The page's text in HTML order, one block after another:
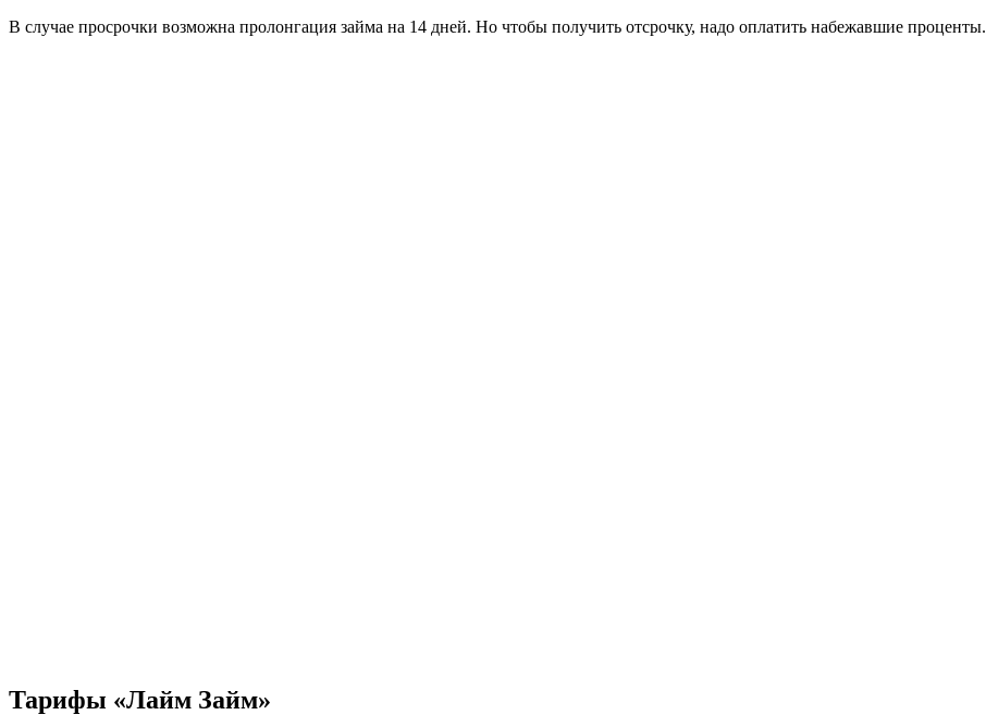
В случае просрочки возможна пролонгация займа на 14 дней. Но чтобы получить отсрочку, надо оплатить набежавшие проценты.
Тарифы «Лайм Займ»